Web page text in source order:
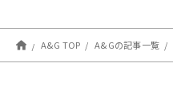
A&G TOP A&Gの記事一覧